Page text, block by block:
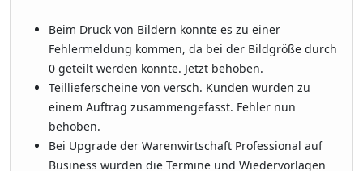
Beim Druck von Bildern konnte es zu einer
Fehlermeldung kommen, da bei der Bildgröße durch
0 geteilt werden konnte. Jetzt behoben.
Teillieferscheine von versch. Kunden wurden zu
einem Auftrag zusammengefasst. Fehler nun
behoben.
Bei Upgrade der Warenwirtschaft Professional auf
Business wurden die Termine und Wiedervorlagen